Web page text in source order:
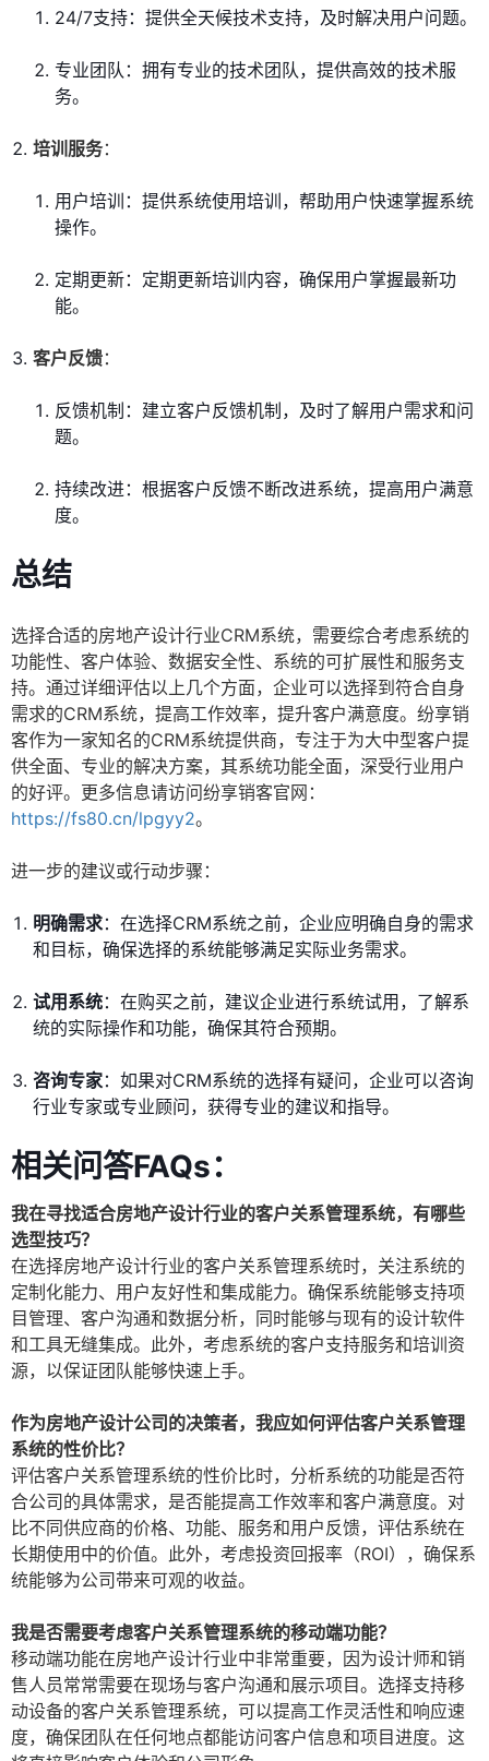
24/7支持：提供全天候技术支持，及时解决用户问题。
专业团队：拥有专业的技术团队，提供高效的技术服
务。
培训服务：
用户培训：提供系统使用培训，帮助用户快速掌握系统
操作。
定期更新：定期更新培训内容，确保用户掌握最新功
能。
客户反馈：
反馈机制：建立客户反馈机制，及时了解用户需求和问
题。
持续改进：根据客户反馈不断改进系统，提高用户满意
度。
总结
选择合适的房地产设计行业CRM系统，需要综合考虑系统的
功能性、客户体验、数据安全性、系统的可扩展性和服务支
持。通过详细评估以上几个方面，企业可以选择到符合自身
需求的CRM系统，提高工作效率，提升客户满意度。纷享销
客作为一家知名的CRM系统提供商，专注于为大中型客户提
供全面、专业的解决方案，其系统功能全面，深受行业用户
的好评。更多信息请访问纷享销客官网：
https://fs80.cn/lpgyy2。
进一步的建议或行动步骤：
明确需求：在选择CRM系统之前，企业应明确自身的需求
和目标，确保选择的系统能够满足实际业务需求。
试用系统：在购买之前，建议企业进行系统试用，了解系
统的实际操作和功能，确保其符合预期。
咨询专家：如果对CRM系统的选择有疑问，企业可以咨询
行业专家或专业顾问，获得专业的建议和指导。
相关问答FAQs：
我在寻找适合房地产设计行业的客户关系管理系统，有哪些
选型技巧？
在选择房地产设计行业的客户关系管理系统时，关注系统的
定制化能力、用户友好性和集成能力。确保系统能够支持项
目管理、客户沟通和数据分析，同时能够与现有的设计软件
和工具无缝集成。此外，考虑系统的客户支持服务和培训资
源，以保证团队能够快速上手。
作为房地产设计公司的决策者，我应如何评估客户关系管理
系统的性价比？
评估客户关系管理系统的性价比时，分析系统的功能是否符
合公司的具体需求，是否能提高工作效率和客户满意度。对
比不同供应商的价格、功能、服务和用户反馈，评估系统在
长期使用中的价值。此外，考虑投资回报率（ROI），确保系
统能够为公司带来可观的收益。
我是否需要考虑客户关系管理系统的移动端功能？
移动端功能在房地产设计行业中非常重要，因为设计师和销
售人员常常需要在现场与客户沟通和展示项目。选择支持移
动设备的客户关系管理系统，可以提高工作灵活性和响应速
度，确保团队在任何地点都能访问客户信息和项目进度。这